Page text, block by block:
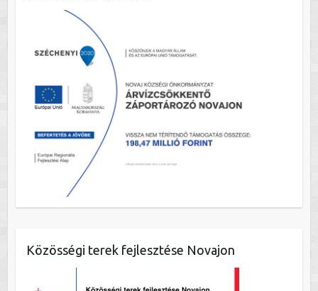
Közösségi terek fejlesztése Novajon